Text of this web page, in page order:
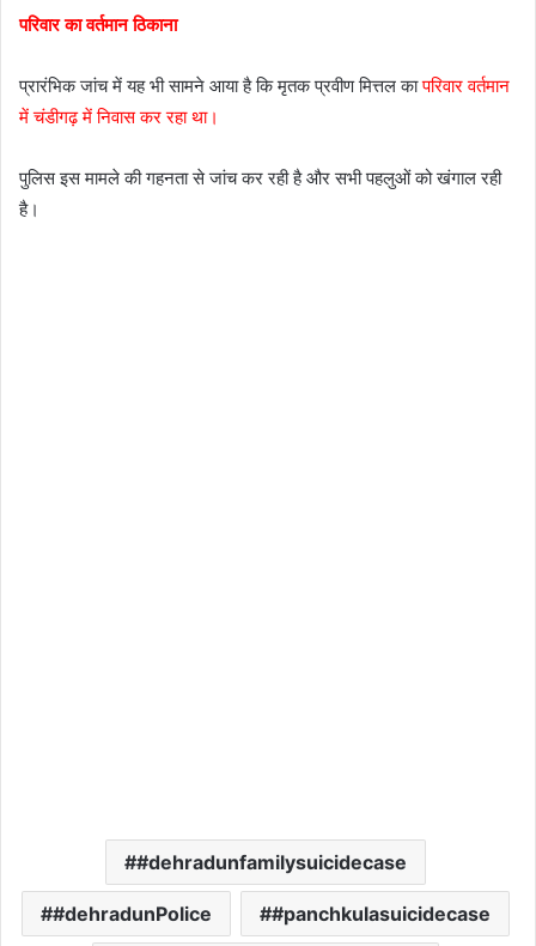
परिवार का वर्तमान ठिकाना
प्रारंभिक जांच में यह भी सामने आया है कि मृतक प्रवीण मित्तल कापरिवार वर्तमान
में चंडीगढ़ में निवास कर रहा था।
पुलिस इस मामले की गहनता से जांच कर रही है और सभी पहलुओं को खंगाल रही
है।
#dehradunfamilysuicidecase
#dehradunPolice #panchkulasuicidecase